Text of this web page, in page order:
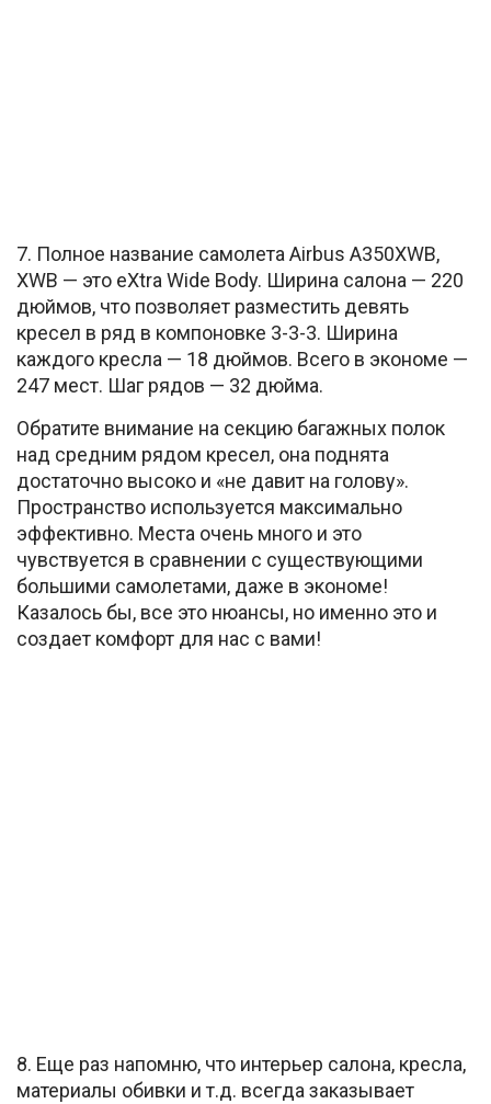
7. Полное название самолета Airbus A350XWB,
XWB — это eXtra Wide Body. Ширина салона — 220
дюймов, что позволяет разместить девять
кресел в ряд в компоновке 3-3-3. Ширина
каждого кресла — 18 дюймов. Всего в экономе —
247 мест. Шаг рядов — 32 дюйма.
Обратите внимание на секцию багажных полок
над средним рядом кресел, она поднята
достаточно высоко и «не давит на голову».
Пространство используется максимально
эффективно. Места очень много и это
чувствуется в сравнении с существующими
большими самолетами, даже в экономе!
Казалось бы, все это нюансы, но именно это и
создает комфорт для нас с вами!
8. Еще раз напомню, что интерьер салона, кресла,
материалы обивки и т.д. всегда заказывает